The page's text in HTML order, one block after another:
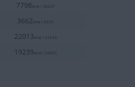
7798eme / 38247
3662eme / 5459
22013eme / 33544
19239eme / 29855